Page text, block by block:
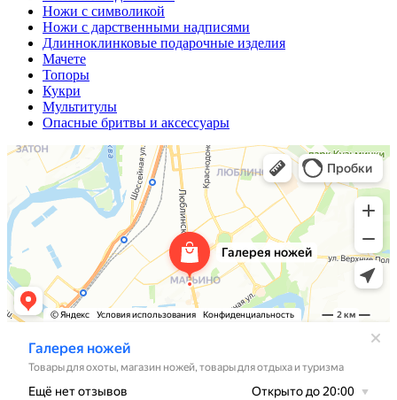
Ножи с символикой
Ножи с дарственными надписями
Длинноклинковые подарочные изделия
Мачете
Топоры
Кукри
Мультитулы
Опасные бритвы и аксессуары